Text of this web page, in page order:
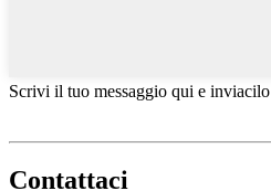
Scrivi il tuo messaggio qui e inviacilo
Contattaci